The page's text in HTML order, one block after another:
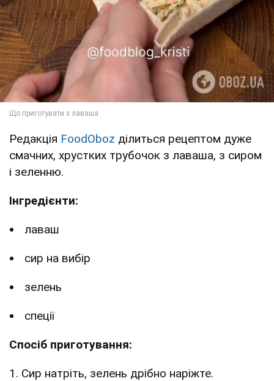
Редакція FoodOboz ділиться рецептом дуже
смачних, хрустких трубочок з лаваша, з сиром
і зеленню.
Інгредієнти:
лаваш
сир на вибір
зелень
спеції
Спосіб приготування:
1. Сир натріть, зелень дрібно наріжте.